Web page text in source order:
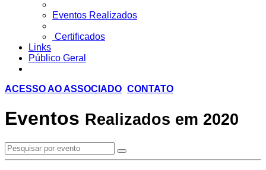
Eventos Realizados
Certificados
Links
Público Geral
ACESSO AO ASSOCIADO CONTATO
Eventos Realizados em 2020